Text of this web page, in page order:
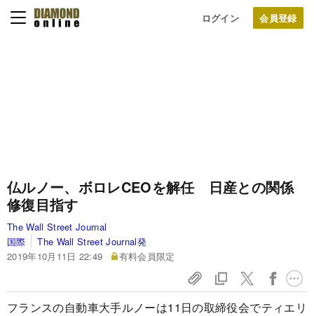
ログイン
仏ルノー、ボロレCEOを解任 日産との関係
修復目指す
The Wall Street Journal
国際
The Wall Street Journal発
2019年10月11日 22:49
有料会員限定
フランスの自動車大手ルノーは11日の取締役会でティエリ